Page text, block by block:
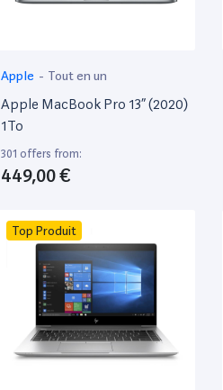
Apple - Tout en un
Apple MacBook Pro 13” (2020)
1To
301 offers from:
449,00 €
Top Produit